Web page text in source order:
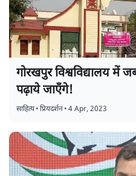
गोरखपुर विश्वविद्यालय में
पढ़ाये जाएँगे!
साहित्य•प्रियदर्शन•4 Apr, 2023